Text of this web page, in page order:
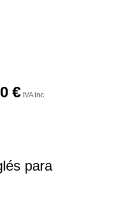
€ IVA inc.
para